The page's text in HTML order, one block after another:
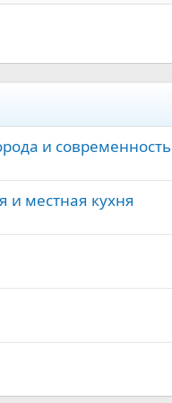
и современность
и местная кухня